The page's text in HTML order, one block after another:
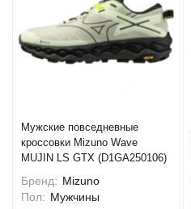
Мужские повседневные
кроссовки Mizuno Wave
MUJIN LS GTX (D1GA250106)
Бренд: Mizuno
Пол: Мужчины